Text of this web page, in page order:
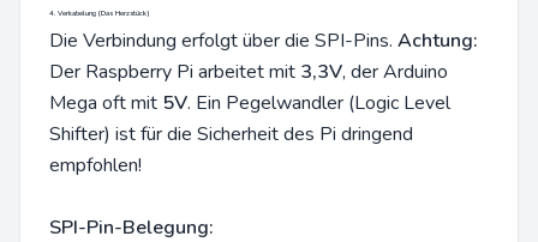
4. Verkabelung (Das Herzstück)
Die Verbindung erfolgt über die SPI-Pins. Achtung:
Der Raspberry Pi arbeitet mit 3,3V, der Arduino
Mega oft mit 5V. Ein Pegelwandler (Logic Level
Shifter) ist für die Sicherheit des Pi dringend
empfohlen!
SPI-Pin-Belegung: